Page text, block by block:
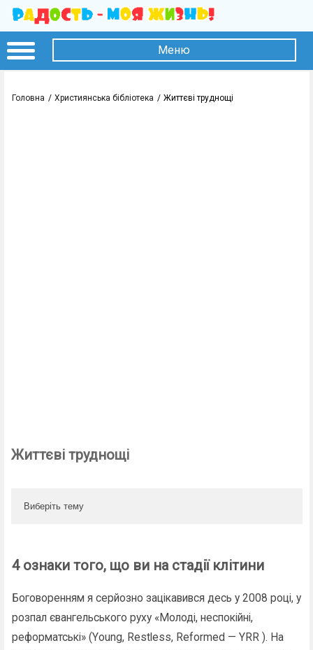
Меню
Головна Християнська бібліотека Життєві труднощі
Життєві труднощі
Виберіть тему
4 ознаки того, що ви на стадії клітини
Боговоренням я серйозно зацікавився десь у 2008 році, у
розпал євангельського руху «Молоді, неспокійні,
реформатські» (Young, Restless, Reformed — YRR ). На